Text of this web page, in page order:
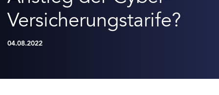
Versicherungstarife?
04.08.2022